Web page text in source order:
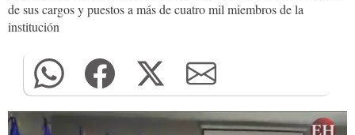
de sus cargos y puestos a más de cuatro mil miembros de la
institución